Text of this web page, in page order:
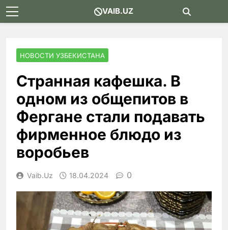
Skip
to
VAIB.UZ
НОВОСТИ УЗБЕКИСТАНА
Странная кафешка. В
одном из общепитов в
Фергане стали подавать
фирменное блюдо из
воробьев
Vaib.uz 18.04.2024 0